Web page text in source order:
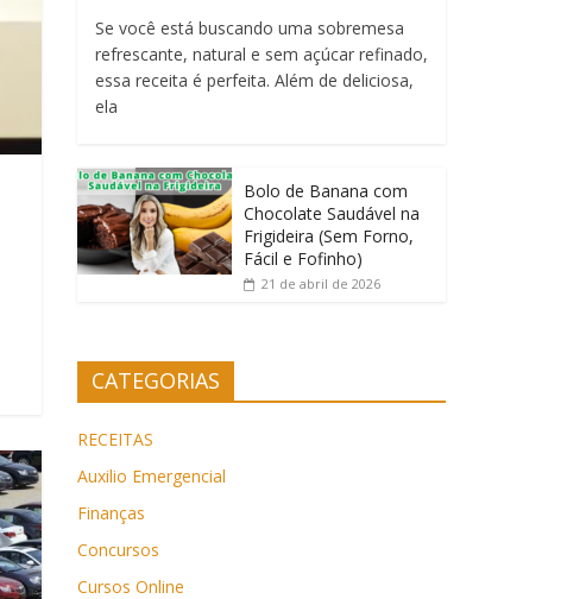
Se você está buscando uma sobremesa
refrescante, natural e sem açúcar refinado,
essa receita é perfeita. Além de deliciosa,
ela
Bolo de Banana com
Chocolate Saudável na
Frigideira (Sem Forno,
Fácil e Fofinho)
21 de abril de 2026
CATEGORIAS
RECEITAS
Auxilio Emergencial
Finanças
Concursos
Cursos Online